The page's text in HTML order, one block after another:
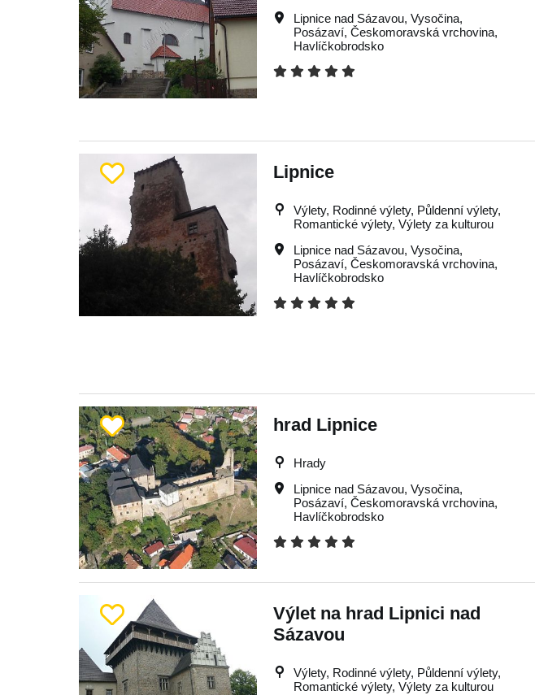
Lipnice nad Sázavou,Vysočina,
Posázaví,Českomoravská vrchovina,
Havlíčkobrodsko
Lipnice
Výlety, Rodinné výlety, Půldenní výlety,
Romantické výlety, Výlety za kulturou
Lipnice nad Sázavou,Vysočina,
Posázaví,Českomoravská vrchovina,
Havlíčkobrodsko
hrad Lipnice
Hrady
Lipnice nad Sázavou,Vysočina,
Posázaví,Českomoravská vrchovina,
Havlíčkobrodsko
Výlet na hrad Lipnici nad
Sázavou
Výlety, Rodinné výlety, Půldenní výlety,
Romantické výlety, Výlety za kulturou